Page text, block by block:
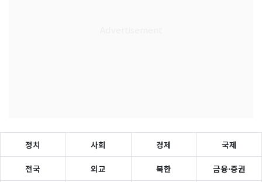
정치 사회 경제 국제
전국 외교 북한 금융·증권